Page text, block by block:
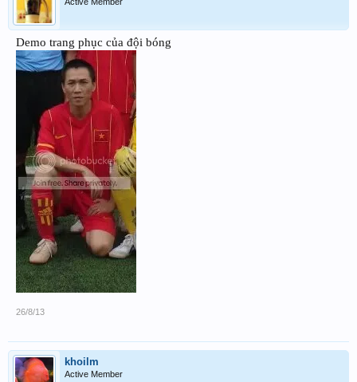
Demo trang phục của đội bóng
26/8/13
khoilm
Active Member